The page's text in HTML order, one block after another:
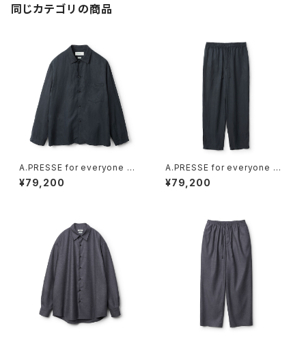
同じカテゴリの商品
A.PRESSE for everyone Sil
k Linen Sleeping Shirts (BL
ACK)
¥79,200
A.PRESSE for everyone Sil
k Linen Sleeping Trousers
(BLACK)
¥79,200